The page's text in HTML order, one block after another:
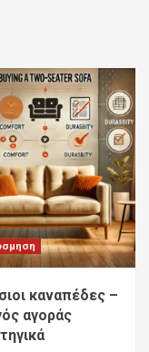
καναπέδες –
αγοράς